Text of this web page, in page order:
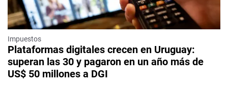
Impuestos
Plataformas digitales crecen en Uruguay:
superan las 30 y pagaron en un año más de
US$ 50 millones a DGI